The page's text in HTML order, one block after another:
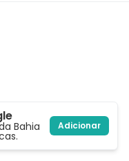
Bahia Adicionar